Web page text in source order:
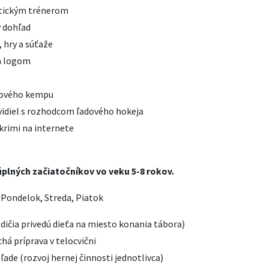
trénerom
a súťaže
logom
kempu
s rozhodcom ľadového hokeja
na internete
začiatočníkov vo veku 5-8 rokov.
Pondelok, Streda, Piatok
privedú dieťa na miesto konania tábora)
príprava v telocvični
(rozvoj hernej činnosti jednotlivca)